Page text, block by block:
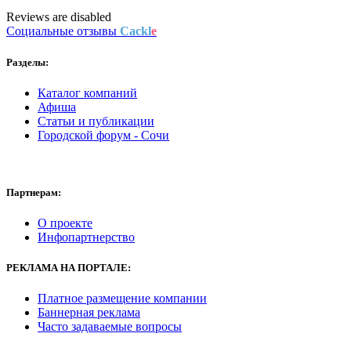
Reviews are disabled
Социальные отзывы Cackle
Разделы:
Каталог компаний
Афиша
Статьи и публикации
Городской форум - Сочи
Партнерам:
О проекте
Инфопартнерство
РЕКЛАМА НА ПОРТАЛЕ:
Платное размещение компании
Баннерная реклама
Часто задаваемые вопросы